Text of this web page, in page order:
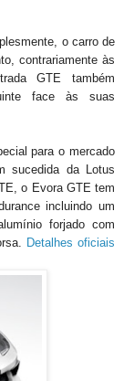
o carro de
contrariamente às
GTE também
face às suas
para o mercado
sucedida da Lotus
o Evora GTE tem
incluindo um
forjado com
Detalhes oficiais